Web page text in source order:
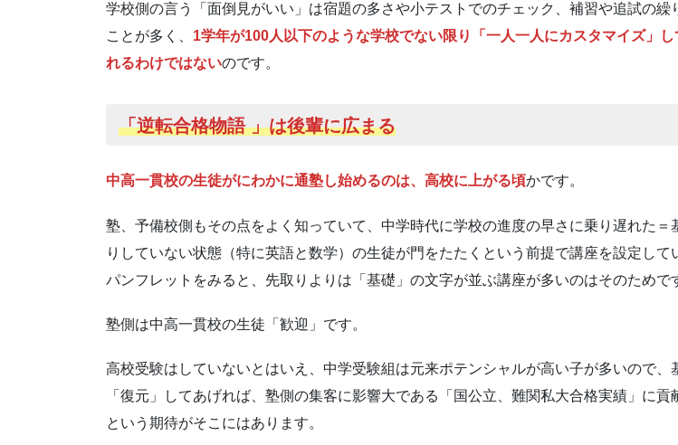
学校側の言う「面倒見がいい」は宿題の多さや小テストでのチェック、補習や追試の繰
ことが多く、 1学年が100人以下のような学校でない限り「一人一人にカスタマイズ」し
れるわけではないのです。
「逆転合格物語 」は後輩に広まる
中高一貫校の生徒がにわかに通塾し始めるのは、高校に上がる頃かです。
塾、予備校側もその点をよく知っていて、中学時代に学校の進度の早さに乗り遅れた＝
りしていない状態（特に英語と数学）の生徒が門をたたくという前提で講座を設定して
パンフレットをみると、先取りよりは「基礎」の文字が並ぶ講座が多いのはそのためで
塾側は中高一貫校の生徒「歓迎」です。
高校受験はしていないとはいえ、中学受験組は元来ポテンシャルが高い子が多いので、
「復元」してあげれば、塾側の集客に影響大である「国公立、難関私大合格実績」に貢
という期待がそこにはあります。